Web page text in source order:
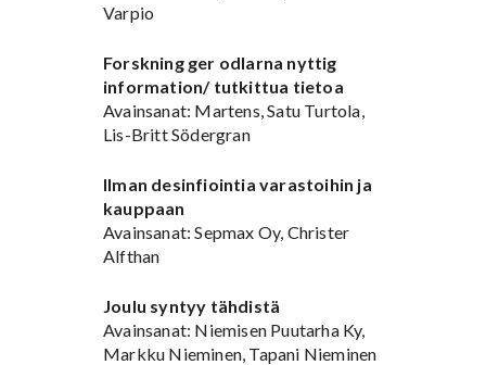
Varpio
Forskning ger odlarna nyttig
information/ tutkittua tietoa
Avainsanat: Martens, Satu Turtola,
Lis-Britt Södergran
Ilman desinfiointia varastoihin ja
kauppaan
Avainsanat: Sepmax Oy, Christer
Alfthan
Joulu syntyy tähdistä
Avainsanat: Niemisen Puutarha Ky,
Markku Nieminen, Tapani Nieminen